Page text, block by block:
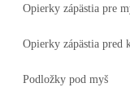
Opierky zápästia pre
Opierky zápästia pred
Podložky pod myš